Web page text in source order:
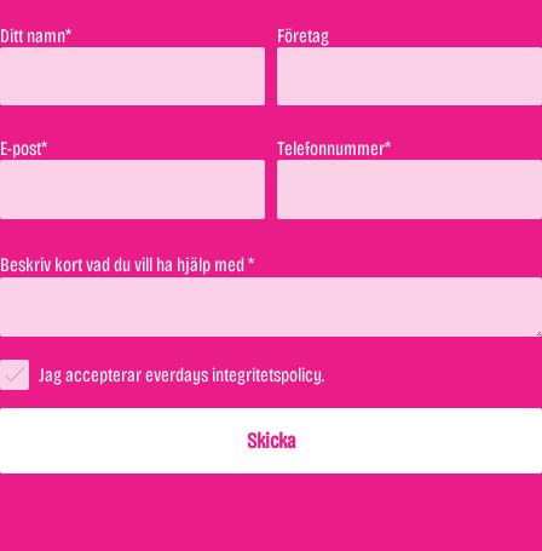
Ditt namn* Företag
E-post* Telefonnummer*
Beskriv kort vad du vill ha hjälp med *
Jag accepterar everdays integritetspolicy.